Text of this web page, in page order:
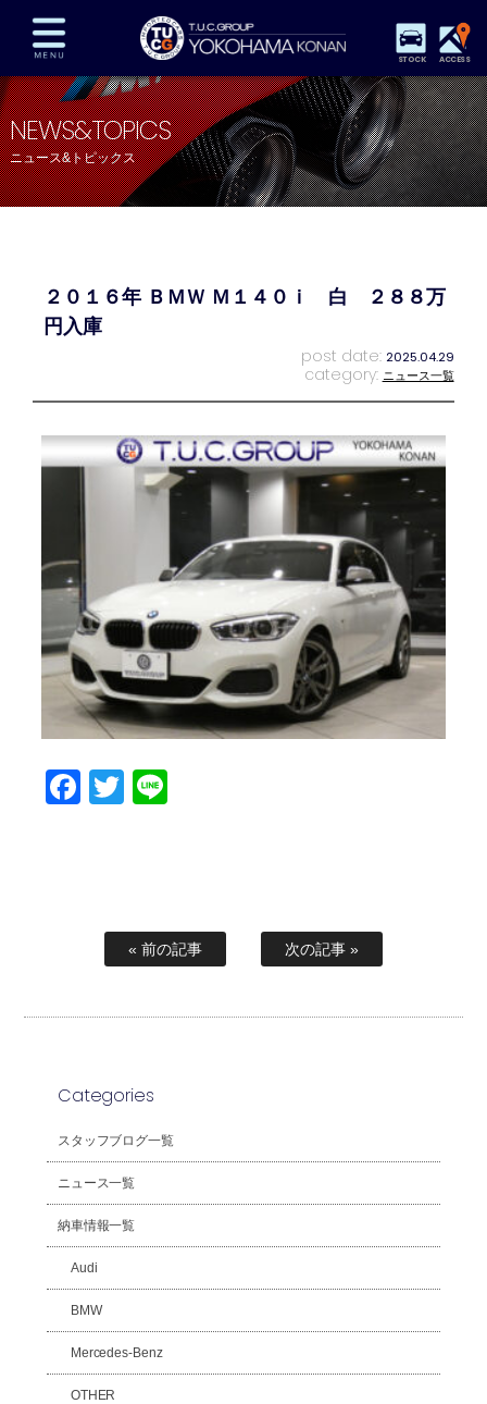
STOCK ACCESS
在庫車両情報 保証&サービス パーツリスト
TUCとは？ 店舗情報 アクセスマップ
全国納車 特別作業 注文販売
プライバシーポリシー
NEWS&TOPICS
ニュース&トピックス
２０１６年 ＢＭＷ Ｍ１４０ｉ 白 ２８８万
円入庫
post date: 2025.04.29
category: ニュース一覧
Facebook
Twitter
« 前の記事 次の記事 »
Categories
スタッフブログ一覧
ニュース一覧
納車情報一覧
Audi
BMW
Mercedes-Benz
OTHER